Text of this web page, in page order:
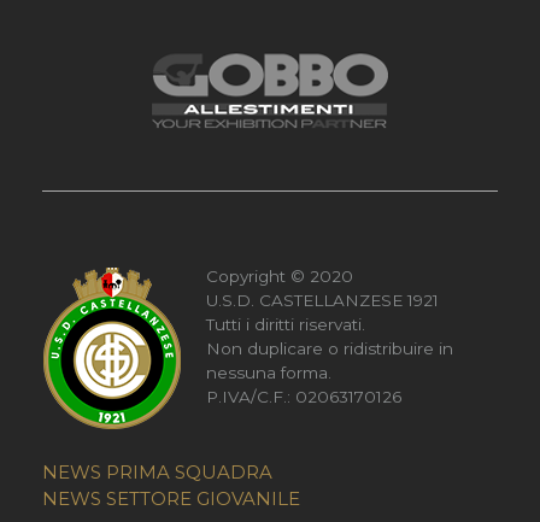
Copyright © 2020
U.S.D. CASTELLANZESE 1921
Tutti i diritti riservati.
Non duplicare o ridistribuire in
nessuna forma.
P.IVA/C.F.: 02063170126
NEWS PRIMA SQUADRA
NEWS SETTORE GIOVANILE